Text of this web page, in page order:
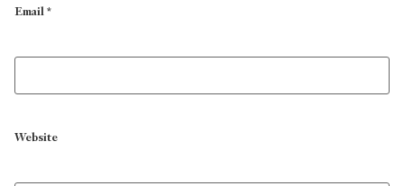
Email*
Website